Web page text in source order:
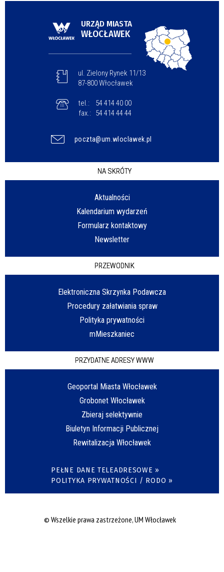
URZĄD MIASTA
WŁOCŁAWEK
ul. Zielony Rynek 11/13
87-800 Włocławek
tel.:
54 414 40 00
fax.:
54 414 44 44
poczta@um.wloclawek.pl
NA SKRÓTY
Aktualności
Kalendarium wydarzeń
Formularz kontaktowy
Newsletter
PRZEWODNIK
Elektroniczna Skrzynka Podawcza
Procedury załatwiania spraw
Polityka prywatności
mMieszkaniec
PRZYDATNE ADRESY WWW
Geoportal Miasta Włocławek
Grobonet Włocławek
Zbieraj selektywnie
Biuletyn Informacji Publicznej
Rewitalizacja Włocławek
PEŁNE DANE TELEADRESOWE »
POLITYKA PRYWATNOŚCI / RODO »
© Wszelkie prawa zastrzeżone, UM Włocławek